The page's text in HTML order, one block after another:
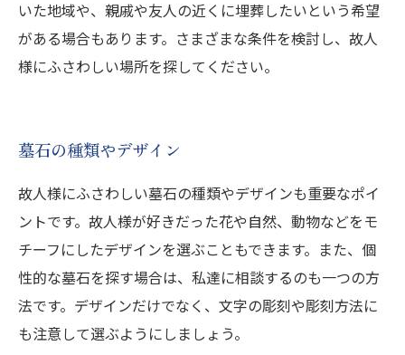
いた地域や、親戚や友人の近くに埋葬したいという希望
がある場合もあります。さまざまな条件を検討し、故人
様にふさわしい場所を探してください。
墓石の種類やデザイン
故人様にふさわしい墓石の種類やデザインも重要なポイ
ントです。故人様が好きだった花や自然、動物などをモ
チーフにしたデザインを選ぶこともできます。また、個
性的な墓石を探す場合は、私達に相談するのも一つの方
法です。デザインだけでなく、文字の彫刻や彫刻方法に
も注意して選ぶようにしましょう。